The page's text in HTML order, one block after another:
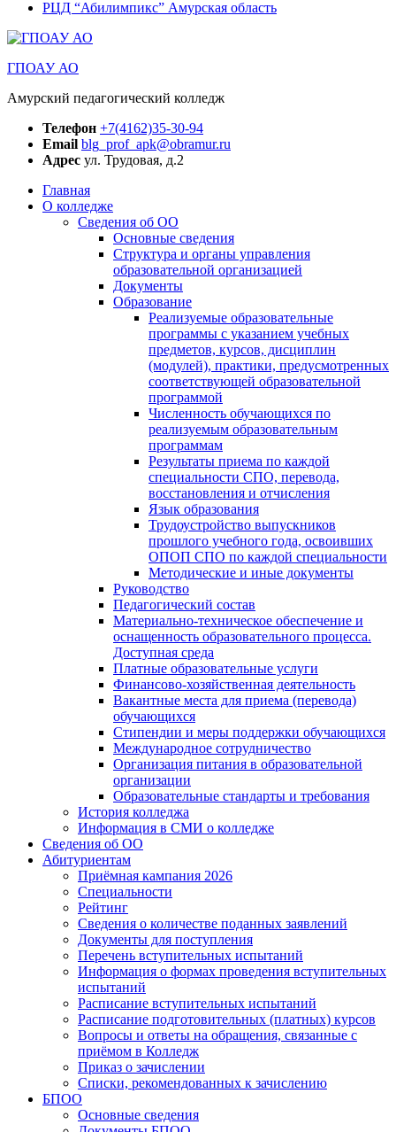
РЦД “Абилимпикс” Амурская область
ГПОАУ АО
Амурский педагогический колледж
Телефон +7(4162)35-30-94
Email blg_prof_apk@obramur.ru
Адрес ул. Трудовая, д.2
Главная
О колледже
Сведения об ОО
Основные сведения
Структура и органы управления
образовательной организацией
Документы
Образование
Реализуемые образовательные
программы с указанием учебных
предметов, курсов, дисциплин
(модулей), практики, предусмотренных
соответствующей образовательной
программой
Численность обучающихся по
реализуемым образовательным
программам
Результаты приема по каждой
специальности СПО, перевода,
восстановления и отчисления
Язык образования
Трудоустройство выпускников
прошлого учебного года, освоивших
ОПОП СПО по каждой специальности
Методические и иные документы
Руководство
Педагогический состав
Материально-техническое обеспечение и
оснащенность образовательного процесса.
Доступная среда
Платные образовательные услуги
Финансово-хозяйственная деятельность
Вакантные места для приема (перевода)
обучающихся
Стипендии и меры поддержки обучающихся
Международное сотрудничество
Организация питания в образовательной
организации
Образовательные стандарты и требования
История колледжа
Информация в СМИ о колледже
Сведения об ОО
Абитуриентам
Приёмная кампания 2026
Специальности
Рейтинг
Сведения о количестве поданных заявлений
Документы для поступления
Перечень вступительных испытаний
Информация о формах проведения вступительных
испытаний
Расписание вступительных испытаний
Расписание подготовительных (платных) курсов
Вопросы и ответы на обращения, связанные с
приёмом в Колледж
Приказ о зачислении
Списки, рекомендованных к зачислению
БПОО
Основные сведения